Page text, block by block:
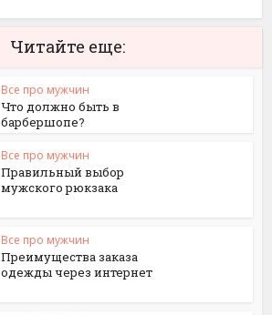
Читайте еще:
Все про мужчин
Что должно быть в
барбершопе?
Все про мужчин
Правильный выбор
мужского рюкзака
Все про мужчин
Преимущества заказа
одежды через интернет